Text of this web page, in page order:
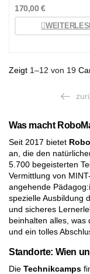
170,00€
Zeigt 1–12 von 19
Was macht
Seit 2017 bietet
an, die den
5.700 begeisterten
Vermittlung von
angehende
spezielle Ausbildung
und sicheres
beinhalten alles, was
und ein tolles
Standorte: Wien
Die Technikcamps